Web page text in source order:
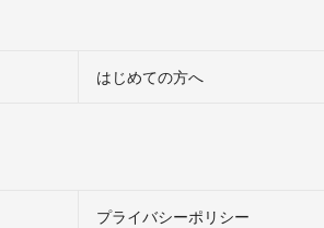
はじめての方へ
プライバシーポリシー